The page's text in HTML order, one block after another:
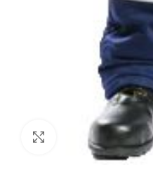
Нажмите, чтобы